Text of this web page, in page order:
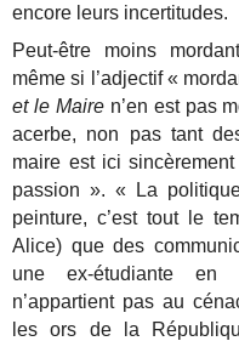
encore leurs incertitudes.
Peut-être moins
même si l’adjectif «
et le Mairen’en est pas
acerbe, non pas tant
maire est ici
passion ». « La
peinture, c’est tout le
Alice) que des
une ex-étudiante en
n’appartient pas au
les ors de la